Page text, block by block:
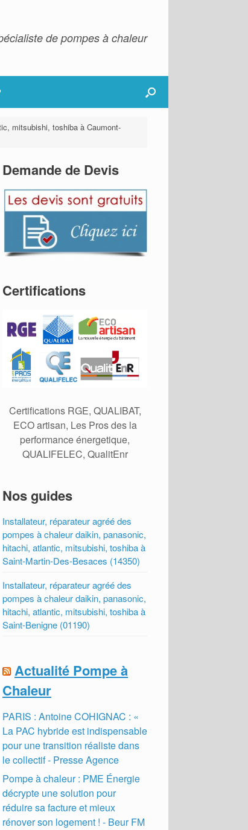
de pompes à chaleur
mitsubishi, toshiba à Caumont-
Demande de Devis
Certifications
Certifications RGE, QUALIBAT,
ECO artisan, Les Pros des la
performance énergetique,
QUALIFELEC, QualitEnr
Nos guides
Installateur, réparateur agréé des
pompes à chaleur daikin, panasonic,
hitachi, atlantic, mitsubishi, toshiba à
Saint-Martin-Des-Besaces (14350)
Installateur, réparateur agréé des
pompes à chaleur daikin, panasonic,
hitachi, atlantic, mitsubishi, toshiba à
Saint-Benigne (01190)
Actualité Pompe à
Chaleur
PARIS : Antoine COHIGNAC : «
La PAC hybride est indispensable
pour une transition réaliste dans
le collectif - Presse Agence
Pompe à chaleur : PME Énergie
décrypte une solution pour
réduire sa facture et mieux
rénover son logement ! - Beur FM